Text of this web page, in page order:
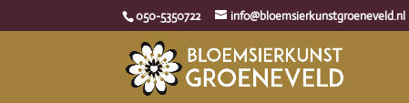
050-5350722 info@bloemsierkunstgroeneveld.nl